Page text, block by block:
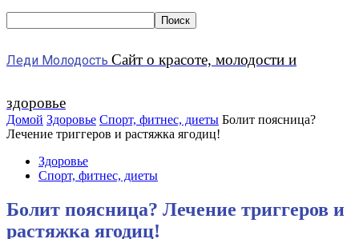
Леди Молодость Сайт о красоте, молодости и
здоровье
Домой Здоровье Спорт, фитнес, диеты Болит поясница?
Лечение триггеров и растяжка ягодиц!
Здоровье
Спорт, фитнес, диеты
Болит поясница? Лечение триггеров и
растяжка ягодиц!